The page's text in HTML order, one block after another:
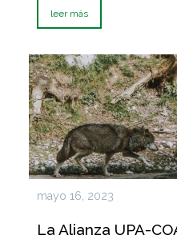
leer más
mayo 16, 2023
La Alianza UPA-